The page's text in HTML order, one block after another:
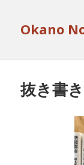
Okano
抜き書